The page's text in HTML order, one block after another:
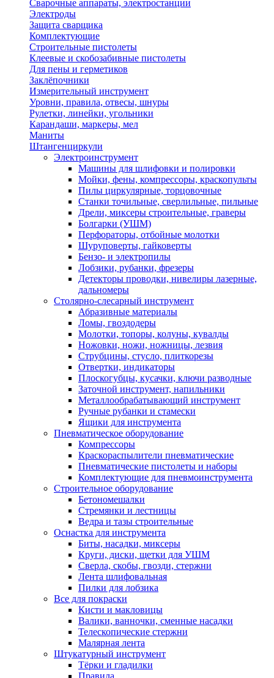
Сварочные аппараты, электростанции
Электроды
Защита сварщика
Комплектующие
Строительные пистолеты
Клеевые и скобозабивные пистолеты
Для пены и герметиков
Заклёпочники
Измерительный инструмент
Уровни, правила, отвесы, шнуры
Рулетки, линейки, угольники
Карандаши, маркеры, мел
Маниты
Штангенциркули
Электроинструмент
Машины для шлифовки и полировки
Мойки, фены, компрессоры, краскопульты
Пилы циркулярные, торцовочные
Станки точильные, сверлильные, пильные
Дрели, миксеры строительные, граверы
Болгарки (УШМ)
Перфораторы, отбойные молотки
Шуруповерты, гайковерты
Бензо- и электропилы
Лобзики, рубанки, фрезеры
Детекторы проводки, нивелиры лазерные,
дальномеры
Столярно-слесарный инструмент
Абразивные материалы
Ломы, гвоздодеры
Молотки, топоры, колуны, кувалды
Ножовки, ножи, ножницы, лезвия
Струбцины, стусло, плиткорезы
Отвертки, индикаторы
Плоскогубцы, кусачки, ключи разводные
Заточной инструмент, напильники
Металлообрабатывающий инструмент
Ручные рубанки и стамески
Ящики для инструмента
Пневматическое оборудование
Компрессоры
Краскораспылители пневматические
Пневматические пистолеты и наборы
Комплектующие для пневмоинструмента
Строительное оборудование
Бетономешалки
Стремянки и лестницы
Ведра и тазы строительные
Оснастка для инструмента
Биты, насадки, миксеры
Круги, диски, щетки для УШМ
Сверла, скобы, гвозди, стержни
Лента шлифовальная
Пилки для лобзика
Все для покраски
Кисти и макловицы
Валики, ванночки, сменные насадки
Телескопические стержни
Малярная лента
Штукатурный инструмент
Тёрки и гладилки
Правила